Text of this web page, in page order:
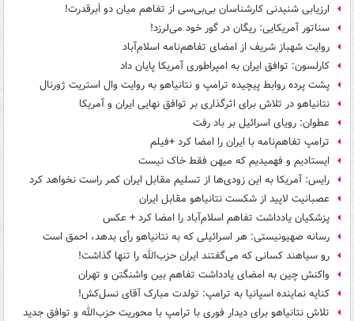
ارزیابی شنیدنی کارشناسان بی‌بی‌سی از تفاهم میان دو اَبرقدرت!
سناتور آمریکایی: ریگان در گور خود می‌لرزد!
روایت شهباز شریف از امضای تفاهم‌نامه اسلام‌آباد
کارلسون: توافق ایران به امپراطوری آمریکا پایان داد
پشت پرده روابط پیچیده ترامپ و نتانیاهو به روایت وال استریت ژورنال
نتانیاهو در تلاش برای اثرگذاری بر توافق نهایی ایران و آمریکا
عطوان: رویای اسرائیل بر باد رفت
ترامپ تفاهم‌نامه با ایران را امضا کرد +فیلم
ایستادیم و فهمیدیم که میهن فقط خاک نیست
رایس: آمریکا به این زودی‌ها از تسلیم مقابل ایران کمر راست نخواهد کرد
عصبانیت لاپید از شکست نتانیاهو مقابل ایران
پزشکیان یادداشت تفاهم اسلام‌آباد را امضا کرد + عکس
رسانه صهیونیستی: هر اسرائیلی که به نتانیاهو رأی بدهد، احمق است
رو سیاهند کسانی که می‌گفتند ایران حزب‌الله را تنها گذاشت!
واکنش چین به امضای یادداشت تفاهم بین واشنگتن و تهران
کنایه نماینده اسپانیا به ترامپ: تولدت مبارک آقای نسل‌کش!
تلاش نتانیاهو برای دیدار فوری با ترامپ با محوریت حزب‌الله و توافق جدید